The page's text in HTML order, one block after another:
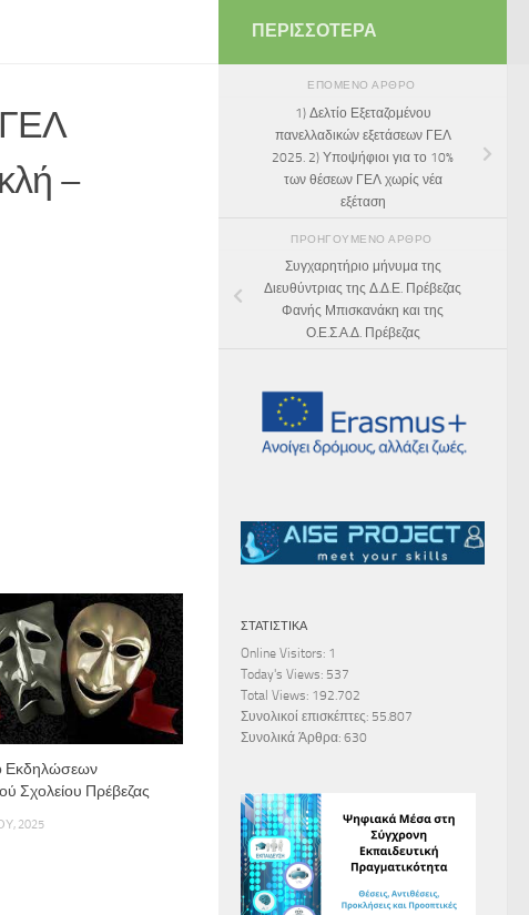
–
Εκδηλώσεων
Σχολείου Πρέβεζας
2025
ΠΕΡΙΣΣΌΤΕΡΑ
ΕΠΌΜΕΝΟ ΆΡΘΡΟ
1) Δελτίο Εξεταζομένου
πανελλαδικών εξετάσεων ΓΕΛ
2025. 2) Υποψήφιοι για το 10%
των θέσεων ΓΕΛ χωρίς νέα
εξέταση
ΠΡΟΗΓΟΎΜΕΝΟ ΆΡΘΡΟ
Συγχαρητήριο μήνυμα της
Διευθύντριας της Δ.Δ.Ε. Πρέβεζας
Φανής Μπισκανάκη και της
Ο.Ε.Σ.Α.Δ. Πρέβεζας
ΣΤΑΤΙΣΤΙΚΆ
Online Visitors: 1
Today's Views: 537
Total Views: 192.702
Συνολικοί επισκέπτες: 55.807
Συνολικά Άρθρα: 630